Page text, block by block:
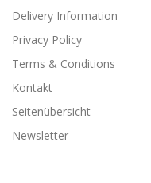
Delivery Information
Privacy Policy
Terms & Conditions
Kontakt
Seitenübersicht
Newsletter